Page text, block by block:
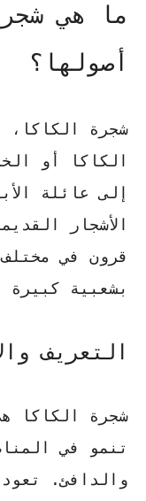
ما هي
أصولها؟
شجرة الكاكا،
الكاكا أو
إلى عائلة
الأشجار
قرون في
بشعبية
التعريف
شجرة الكاكا
تنمو في
والدافئ.